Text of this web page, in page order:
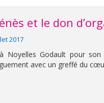
et le don
2017
Noyelles Godault pour
avec un greffé du